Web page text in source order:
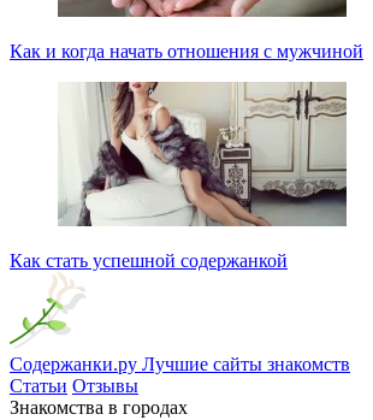
Как и когда начать отношения с мужчиной
Как стать успешной содержанкой
Содержанки.ру Лучшие сайты знакомств
Статьи Отзывы
Знакомства в городах